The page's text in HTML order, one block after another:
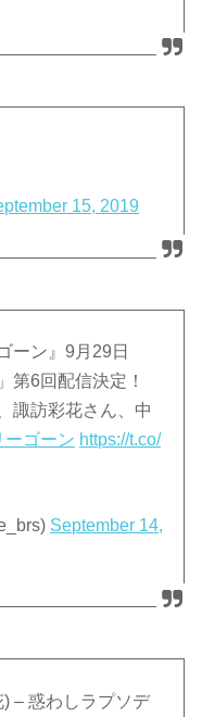
15, 2019
ーン』9月29日
第6回配信決定！
諏訪彩花さん、中
ーゴーン https://t.co/
September 14,
– 惑わしラプソデ